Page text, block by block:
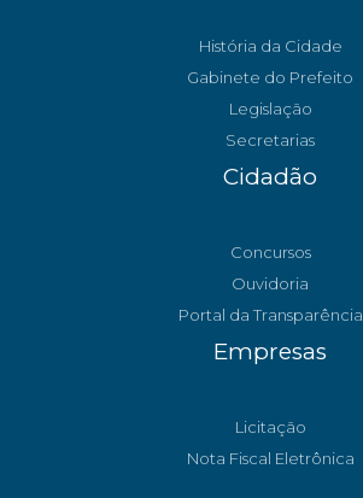
História da Cidade
Gabinete do Prefeito
Legislação
Secretarias
Cidadão
Concursos
Ouvidoria
Portal da Transparência
Empresas
Licitação
Nota Fiscal Eletrônica